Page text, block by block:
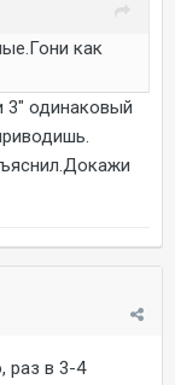
как
3" одинаковый
раз в 3-4